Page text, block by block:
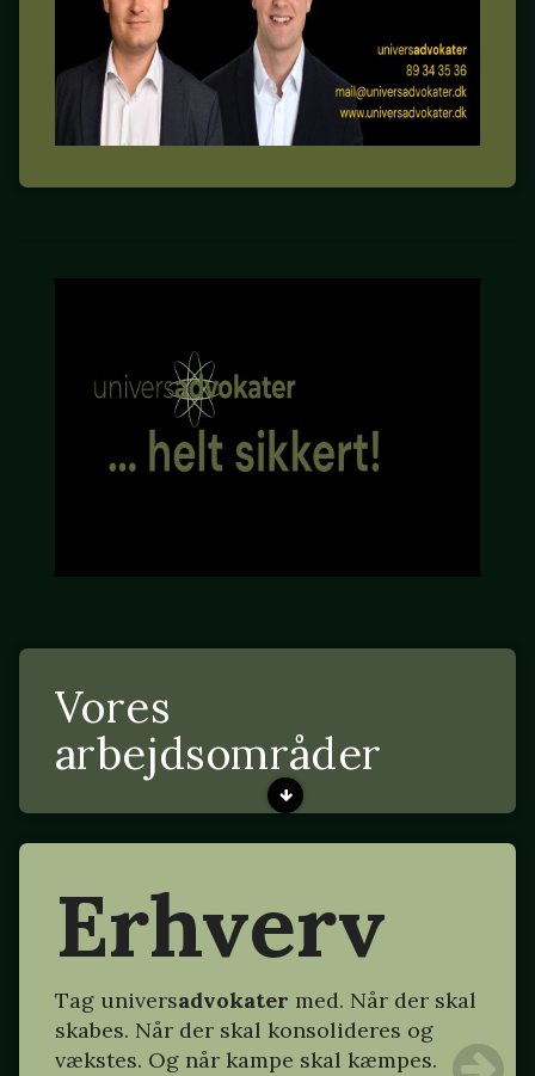
Vores
arbejdsområder
Erhverv
Tag universadvokater med. Når der skal
skabes. Når der skal konsolideres og
vækstes. Og når kampe skal kæmpes.